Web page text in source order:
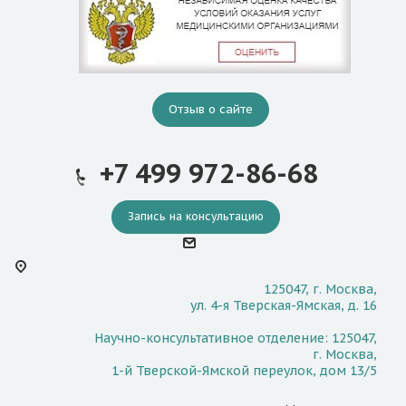
для улучшения кровообращения
мозга. Также был разработан новый
комплексный подход к лечению
включающий диагностику,
хирургическое лечение и
наблюдение пациентов.
Отзыв о сайте
+7 499 972-86-68
Запись на консультацию
125047, г. Москва,
ул. 4-я Тверская-Ямская, д. 16
Научно-консультативное отделение: 125047,
г. Москва,
1-й Тверской-Ямской переулок, дом 13/5